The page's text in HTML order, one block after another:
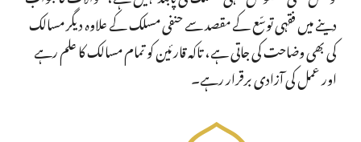
دینے میں فقہی توسّع کے مقصد سے حنفی مسلک کے علاوہ دیگر مسالک
کی بھی وضاحت کی جاتی ہے، تاکہ قارئین کو تمام مسالک کا علم رہے
اور عمل کی آزادی برقرار رہے۔